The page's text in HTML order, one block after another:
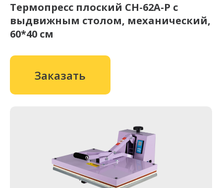
Термопресс плоский CH-62A-P с
выдвижным столом, механический,
60*40 см
Заказать